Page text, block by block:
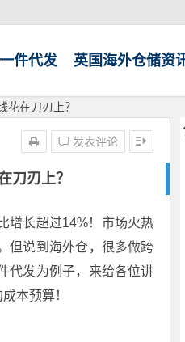
一件代发 英国海外仓储资
花在刀刃上？
刀刃上？
发表评论
增长超过14%！市场火热
但说到海外仓，很多做跨
代发为例子，来给各位讲
本预算！